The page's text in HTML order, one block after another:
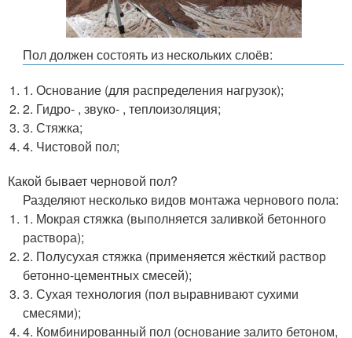
Пол должен состоять из нескольких слоёв:
1. Основание (для распределения нагрузок);
2. Гидро- , звуко- , теплоизоляция;
3. Стяжка;
4. Чистовой пол;
Какой бывает черновой пол?
Разделяют несколько видов монтажа чернового пола:
1. Мокрая стяжка (выполняется заливкой бетонного
раствора);
2. Полусухая стяжка (применяется жёсткий раствор
бетонно-цементных смесей);
3. Сухая технология (пол выравнивают сухими
смесями);
4. Комбинированный пол (основание залито бетоном,